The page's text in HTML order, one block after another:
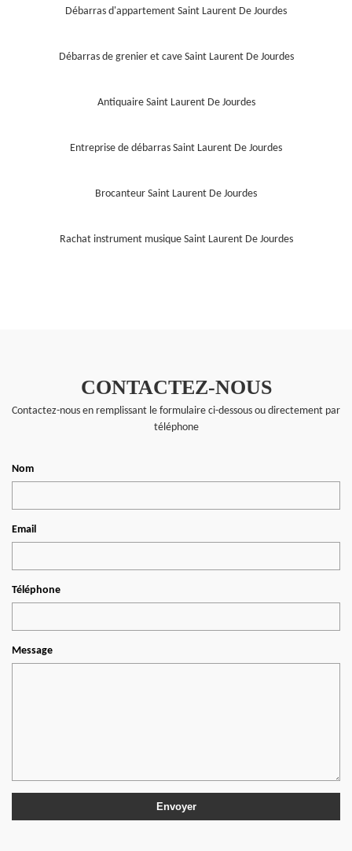
Débarras d'appartement Saint Laurent De Jourdes
Débarras de grenier et cave Saint Laurent De Jourdes
Antiquaire Saint Laurent De Jourdes
Entreprise de débarras Saint Laurent De Jourdes
Brocanteur Saint Laurent De Jourdes
Rachat instrument musique Saint Laurent De Jourdes
CONTACTEZ-NOUS
Contactez-nous en remplissant le formulaire ci-dessous ou directement par
téléphone
Nom
Email
Téléphone
Message